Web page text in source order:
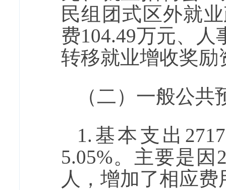
民组团式区外就
费104.49万元、
转移就业增收奖励
（二）一般公
1.基本支出
5.05%。 主要是 因
人，增加了相应费